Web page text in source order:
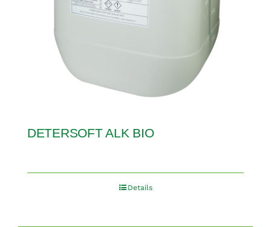
DETERSOFT ALK BIO
Details